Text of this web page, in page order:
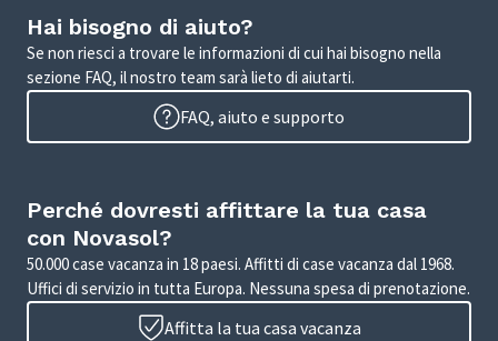
Hai bisogno di aiuto?
Se non riesci a trovare le informazioni di cui hai bisogno nella
sezione FAQ, il nostro team sarà lieto di aiutarti.
FAQ, aiuto e supporto
Perché dovresti affittare la tua casa
con Novasol?
50.000 case vacanza in 18 paesi. Affitti di case vacanza dal 1968.
Uffici di servizio in tutta Europa. Nessuna spesa di prenotazione.
Affitta la tua casa vacanza